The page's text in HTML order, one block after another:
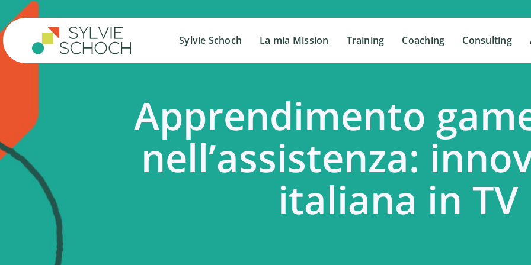
al
contenuto
Sylvie Schoch La mia Mission Training Coaching Consulting
Sylvie Schoch La mia Mission Training Coaching Consulting
Apprendimento
nell’assistenza:
italiana in TV